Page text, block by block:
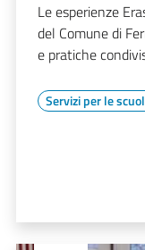
Le esperienze
del Comune di
e pratiche
Servizi per le